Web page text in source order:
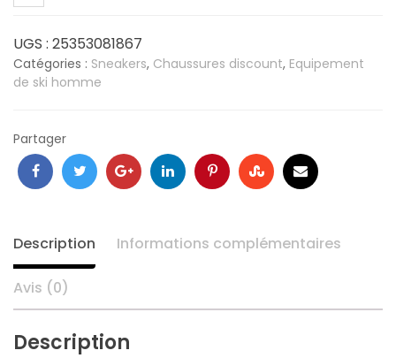
UGS : 25353081867
Catégories : Sneakers, Chaussures discount, Equipement
de ski homme
Partager
FacebookTwitter GoogleLinkedInPinterestStumbleupon
Email
Description Informations complémentaires
Avis (0)
Description